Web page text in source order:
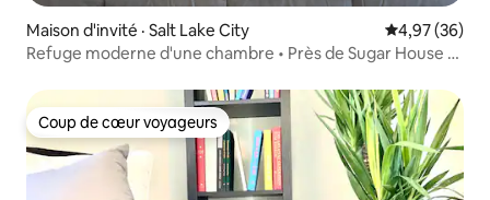
Maison d'invité · Salt Lake City Note
4,97 (36)
Refuge moderne d'une chambre • Près de Sugar House et
Coup de cœur voyageurs
Coup de cœur voyageurs